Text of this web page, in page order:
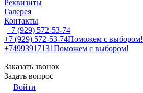
Реквизиты
Галерея
Контакты
+7 (929) 572-53-74
+7 (929) 572-53-74Поможем с выбором!
+74993917131Поможем с выбором!
Заказать звонок
Задать вопрос
Войти